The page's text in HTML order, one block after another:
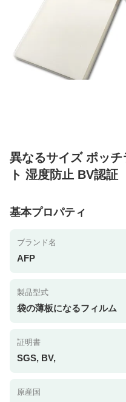
異なるサイズ ポッ
ト 湿度防止 BV認証
基本プロパティ
ブランド名
AFP
製品型式
袋の薄板になるフィルム
証明書
SGS, BV,
原産国